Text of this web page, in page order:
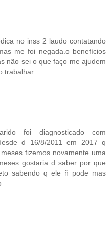
no inss 2 laudo contatando
me foi negada.o benefícios
não sei o que faço me ajudem
trabalhar.
foi diagnosticado com
d 16/8/2011 em 2017 q
fizemos novamente uma
gostaria d saber por que
sabendo q ele ñ pode mas